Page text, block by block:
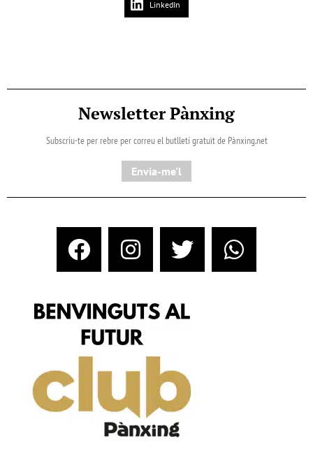
LinkedIn
Newsletter Pànxing
Subscriu-te per rebre per correu el butlletí gratuït de Pànxing.net​
Envia-me'l